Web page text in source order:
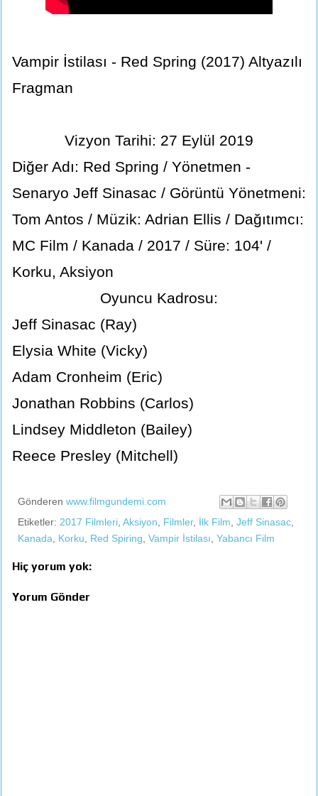
Vampir İstilası - Red Spring (2017) Altyazılı
Fragman
Vizyon Tarihi: 27 Eylül 2019
Diğer Adı: Red Spring / Yönetmen -
Senaryo Jeff Sinasac / Görüntü Yönetmeni:
Tom Antos / Müzik: Adrian Ellis / Dağıtımcı:
MC Film / Kanada / 2017 / Süre: 104' /
Korku, Aksiyon
Oyuncu Kadrosu:
Jeff Sinasac (Ray)
Elysia White (Vicky)
Adam Cronheim (Eric)
Jonathan Robbins (Carlos)
Lindsey Middleton (Bailey)
Reece Presley (Mitchell)
Gönderen www.filmgundemi.com
Etiketler: 2017 Filmleri Aksiyon Filmler, İlk Film Jeff Sinasac
Kanada
Korku Red Spiring Vampir İstilası Yabancı Film
Hiç yorum yok:
Yorum Gönder